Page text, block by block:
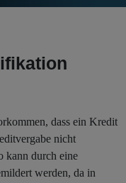
dass ein Kredit
nicht
kann durch eine
werden, da in